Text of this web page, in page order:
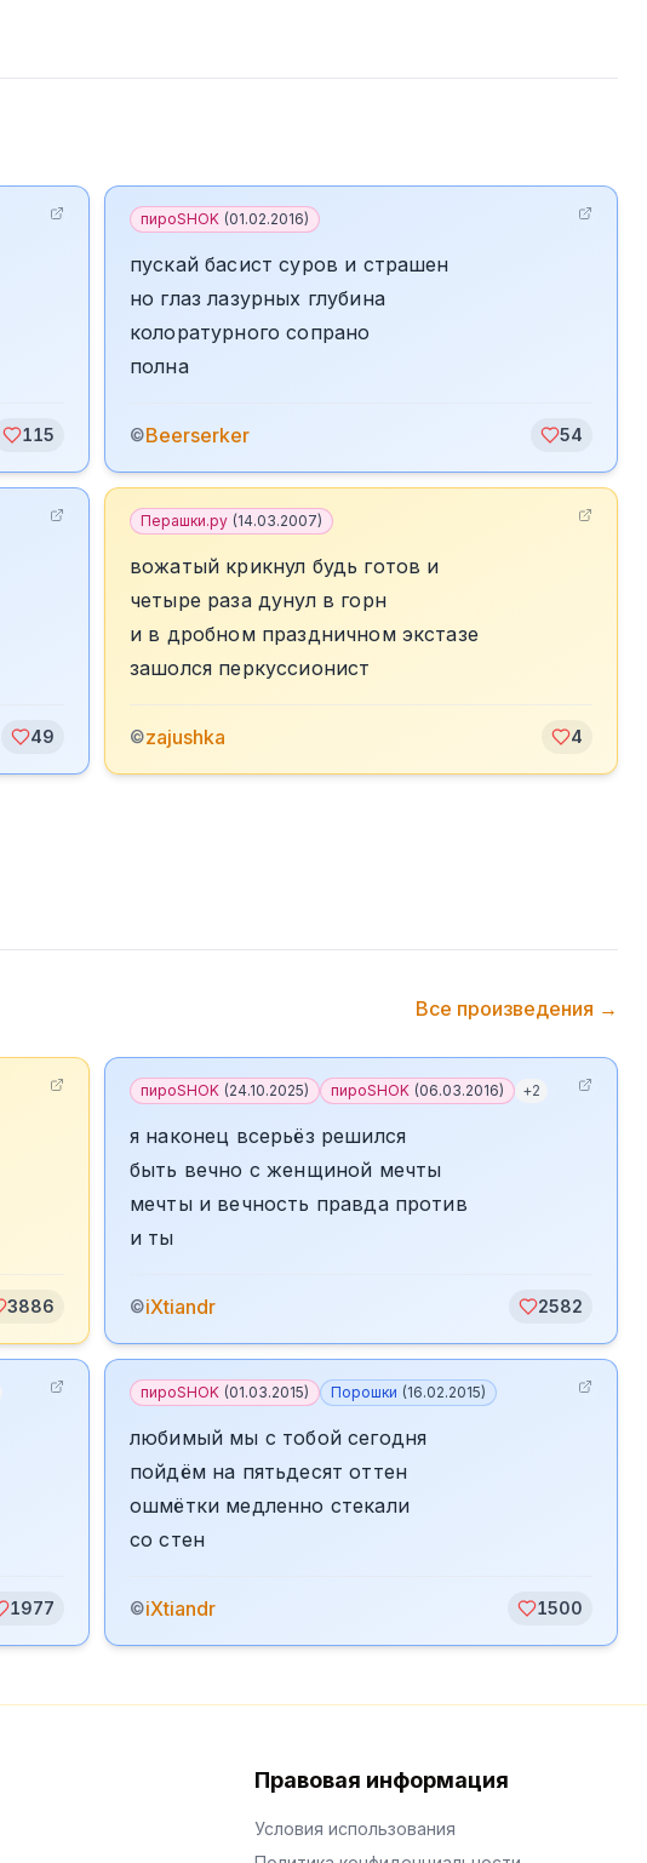
115
пироSHOK (01.02.2016)
пускай басист суров и страшен
но глаз лазурных глубина
колоратурного сопрано
полна
©Beerserker 54
49
Перашки.ру (14.03.2007)
вожатый крикнул будь готов и
четыре раза дунул в горн
и в дробном праздничном экстазе
зашолся перкуссионист
©zajushka 4
Все произведения →
3886
пироSHOK (24.10.2025) пироSHOK (06.03.2016) +2
я наконец всерьёз решился
быть вечно с женщиной мечты
мечты и вечность правда против
и ты
©iXtiandr 2582
1977
пироSHOK (01.03.2015) Порошки (16.02.2015)
любимый мы с тобой сегодня
пойдём на пятьдесят оттен
ошмётки медленно стекали
со стен
©iXtiandr 1500
Правовая информация
Условия использования